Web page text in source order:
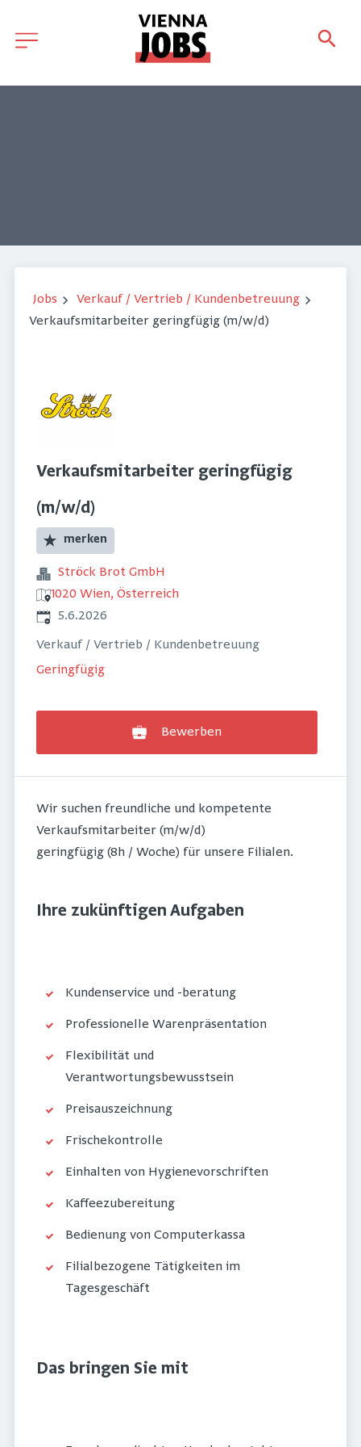
Jobs
Verkauf / Vertrieb / Kundenbetreuung
Verkaufsmitarbeiter geringfügig (m/w/d)
Verkaufsmitarbeiter geringfügig
(m/w/d)
merken
Ströck Brot GmbH
1020 Wien, Österreich
Veröffentlicht
5.6.2026
Verkauf / Vertrieb / Kundenbetreuung
Geringfügig
Bewerben
Wir suchen freundliche und kompetente
Verkaufsmitarbeiter (m/w/d)
geringfügig (8h / Woche) für unsere Filialen.
Ihre zukünftigen Aufgaben
Kundenservice und -beratung
Professionelle Warenpräsentation
Flexibilität und
Verantwortungsbewusstsein
Preisauszeichnung
Frischekontrolle
Einhalten von Hygienevorschriften
Kaffeezubereitung
Bedienung von Computerkassa
Filialbezogene Tätigkeiten im
Tagesgeschäft
Das bringen Sie mit